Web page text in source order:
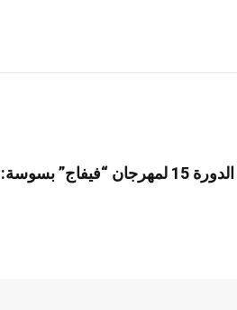
الدورة 15 لمهرجان “فيفاج”